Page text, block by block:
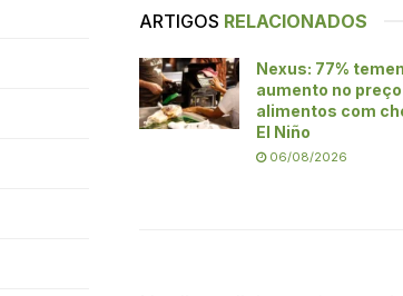
ARTIGOS RELACIONADOS
Nexus: 77%
aumento no
alimentos com
El Niño
06/08/2026